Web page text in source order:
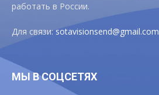
работать в России.
Для связи:sotavisionsend@gmail.com
МЫ В СОЦСЕТЯХ